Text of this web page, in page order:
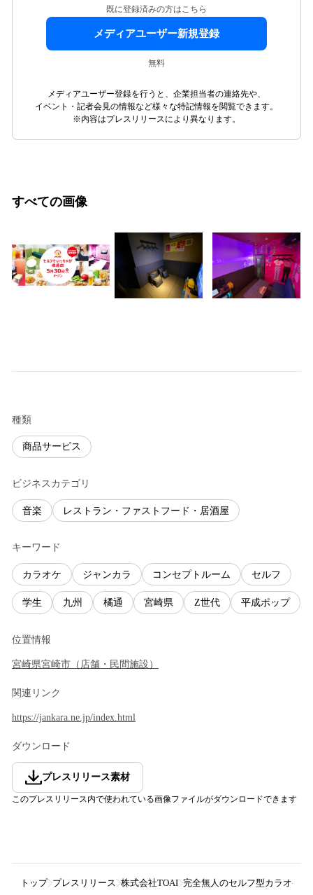
既に登録済みの方はこちら
メディアユーザー新規登録
無料
メディアユーザー登録を行うと、企業担当者の連絡先や、
イベント・記者会見の情報など様々な特記情報を閲覧できます。
※内容はプレスリリースにより異なります。
すべての画像
種類
商品サービス
ビジネスカテゴリ
音楽 レストラン・ファストフード・居酒屋
キーワード
カラオケ ジャンカラ コンセプトルーム セルフ
学生 九州 橘通 宮崎県 Z世代 平成ポップ
位置情報
宮崎県宮崎市 （ 店舗・民間施設 ）
関連リンク
https://jankara.ne.jp/index.html
ダウンロード
プレスリリース素材
このプレスリリース内で使われている画像ファイルがダウンロードできます
トップ プレスリリース 株式会社TOAI 完全無人のセルフ型カラオケ